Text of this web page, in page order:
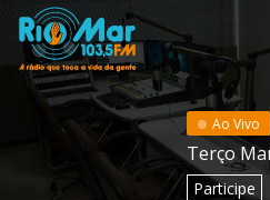
Ao Vivo
Terço
Participe